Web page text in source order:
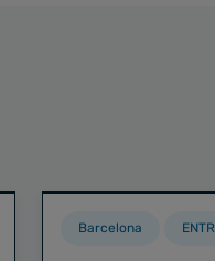
Barcelona